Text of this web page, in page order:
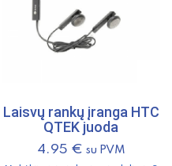
Laisvų rankų įranga HTC
QTEK juoda
4.95 € su PVM